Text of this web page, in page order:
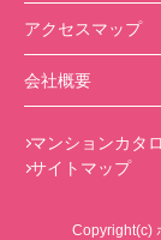
アクセスマップ
会社概要
マンションカタ
サイトマップ
Copyright(c)